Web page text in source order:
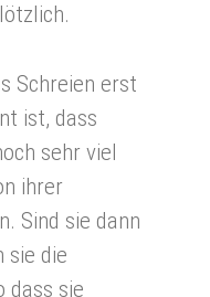
Schreien erst
ist, dass
sehr viel
ihrer
Sind sie dann
sie die
dass sie